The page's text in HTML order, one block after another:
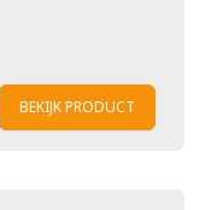
BEKIJK PRODUCT